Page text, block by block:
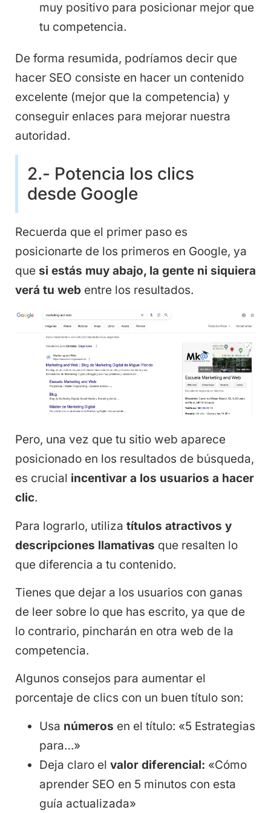
muy positivo para posicionar mejor que
tu competencia.
De forma resumida, podríamos decir que
hacer SEO consiste en hacer un contenido
excelente (mejor que la competencia) y
conseguir enlaces para mejorar nuestra
autoridad.
2.- Potencia los clics
desde Google
Recuerda que el primer paso es
posicionarte de los primeros en Google, ya
que si estás muy abajo, la gente ni siquiera
verá tu web entre los resultados.
Pero, una vez que tu sitio web aparece
posicionado en los resultados de búsqueda,
es crucial incentivar a los usuarios a hacer
clic.
Para lograrlo, utiliza títulos atractivos y
descripciones llamativas que resalten lo
que diferencia a tu contenido.
Tienes que dejar a los usuarios con ganas
de leer sobre lo que has escrito, ya que de
lo contrario, pincharán en otra web de la
competencia.
Algunos consejos para aumentar el
porcentaje de clics con un buen título son:
Usa números en el título: «5 Estrategias
para…»
Deja claro el valor diferencial: «Cómo
aprender SEO en 5 minutos con esta
guía actualizada»